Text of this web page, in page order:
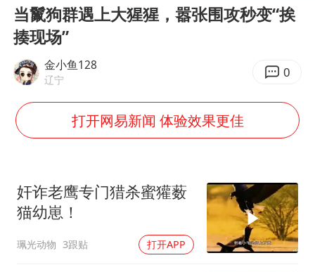
CIA被曝已秘密设立古巴工作组
感觉全东北都在等7号
泰国一女公务员妆容引争议 本人回应
80后女柜员逆袭成4200亿银行副行长
27岁女子成组织卖淫集团主犯被通缉
奋进开新局 实干挑大梁
当鬣狗群遇上大猩猩，嚣张围攻秒变“挨
揍现场”
金小鱼128
辽宁 0
打开网易新闻 体验效果更佳
奸诈老鹰专门猎杀蜜獾薮
猫幼崽！
珮光动物 3跟贴 打开APP